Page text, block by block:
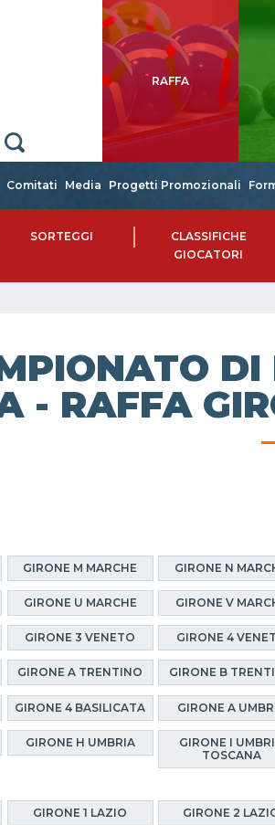
RAFFA
Comitati Media Progetti Promozionali
SORTEGGI
CLASSIFICHE
GIOCATORI
- RAFFA
GIRONE M MARCHE GIRONE N
GIRONE U MARCHE GIRONE V
GIRONE 3 VENETO GIRONE 4
GIRONE A TRENTINO GIRONE B
GIRONE 4 BASILICATA GIRONE A
GIRONE H UMBRIA
GIRONE I
TOSCANA
GIRONE 1 LAZIO GIRONE 2